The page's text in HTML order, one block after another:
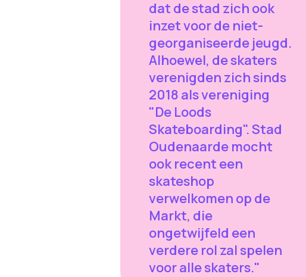
dat de stad zich ook
inzet voor de niet-
georganiseerde jeugd.
Alhoewel, de skaters
verenigden zich sinds
2018 als vereniging
"De Loods
Skateboarding". Stad
Oudenaarde mocht
ook recent een
skateshop
verwelkomen op de
Markt, die
ongetwijfeld een
verdere rol zal spelen
voor alle skaters."